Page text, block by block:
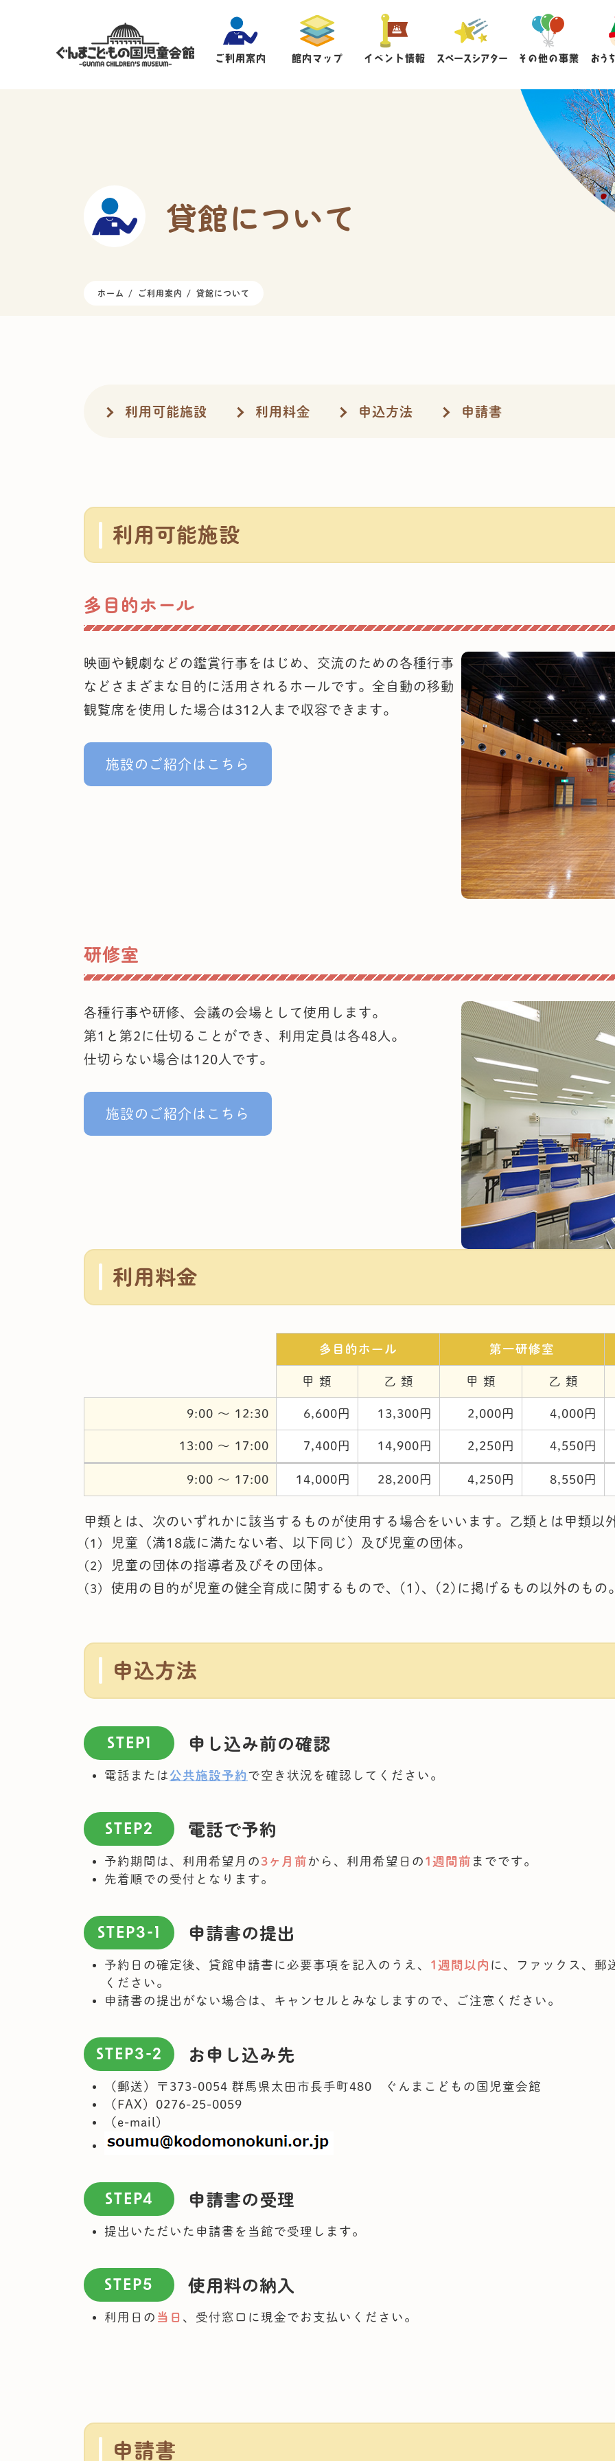
ご利用案内 館内マップ イベント情報 スペースシアター その他の事業 おう
貸館について
ホーム ご利用案内 貸館について
利用可能施設 利用料金 申込方法 申請書
利用可能施設
多目的ホール
映画や観劇などの鑑賞行事をはじめ、交流のための各種行事
などさまざまな目的に活用されるホールです。全自動の移動
観覧席を使用した場合は312人まで収容できます。
施設のご紹介はこちら
研修室
各種行事や研修、会議の会場として使用します。
第1と第2に仕切ることができ、利用定員は各48人。
仕切らない場合は120人です。
施設のご紹介はこちら
利用料金
多目的ホール 第一研修室
甲 類 乙 類 甲 類 乙 類
9:00 ～ 12:30 6,600円 13,300円 2,000円 4,000円
13:00 ～ 17:00 7,400円 14,900円 2,250円 4,550円
9:00 ～ 17:00 14,000円 28,200円 4,250円 8,550円
甲類とは、次のいずれかに該当するものが使用する場合をいいます。乙類とは甲類以
児童（満18歳に満たない者、以下同じ）及び児童の団体。
児童の団体の指導者及びその団体。
使用の目的が児童の健全育成に関するもので、(1)、(2)に掲げるもの以外のもの
申込方法
STEP1 申し込み前の確認
電話または 公共施設予約で空き状況を確認してください。
STEP2 電話で予約
予約期間は、利用希望月の 3ヶ月前 から、利用希望日の 1週間前 までです。
先着順での受付となります。
STEP3-1 申請書の提出
予約日の確定後、貸館申請書に必要事項を記入のうえ、 1週間以内 に、ファックス、
ください。
申請書の提出がない場合は、キャンセルとみなしますので、ご注意ください。
STEP3-2 お申し込み先
（郵送）〒373-0054 群馬県太田市長手町480 ぐんまこどもの国児童会館
（FAX）0276-25-0059
（e-mail）
STEP4 申請書の受理
提出いただいた申請書を当館で受理します。
STEP5 使用料の納入
利用日の 当日 、受付窓口に現金でお支払いください。
申請書